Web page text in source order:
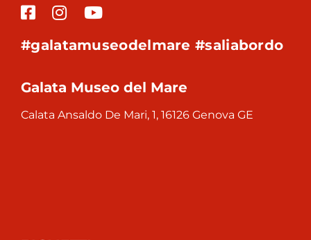
#galatamuseodelmare #saliabordo
Galata Museo del Mare
Calata Ansaldo De Mari, 1, 16126 Genova GE